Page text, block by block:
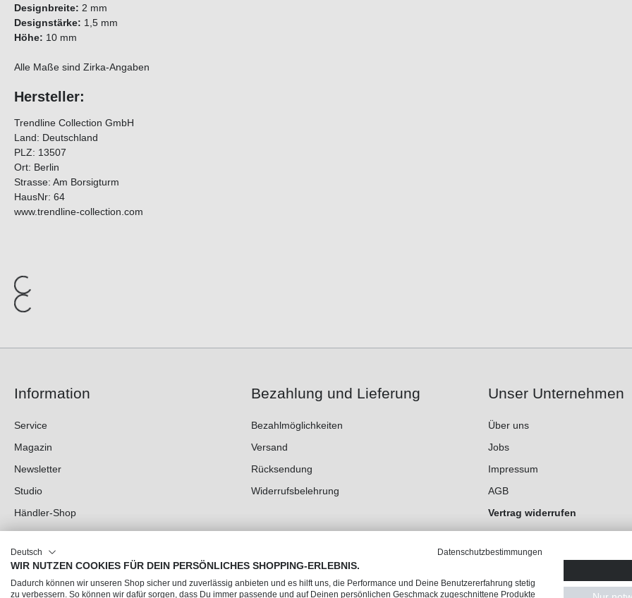
Designbreite: 2 mm
Designstärke: 1,5 mm
Höhe: 10 mm
Alle Maße sind Zirka-Angaben
Hersteller:
Trendline Collection GmbH
Land: Deutschland
PLZ: 13507
Ort: Berlin
Strasse: Am Borsigturm
HausNr: 64
www.trendline-collection.com
Information
Service
Magazin
Newsletter
Studio
Händler-Shop
Bezahlung und Lieferung
Bezahlmöglichkeiten
Versand
Rücksendung
Widerrufsbelehrung
Unser Unternehmen
Über uns
Jobs
Impressum
AGB
Vertrag widerrufen
Datenschutz
Cookie-Einstellungen
Deutsch Datenschutzbestimmungen
WIR NUTZEN COOKIES FÜR DEIN PERSÖNLICHES SHOPPING-ERLEBNIS.
Dadurch können wir unseren Shop sicher und zuverlässig anbieten und es hilft uns, die Performance und Deine Benutzererfahrung stetig
zu verbessern. So können wir dafür sorgen, dass Du immer passende und auf Deinen persönlichen Geschmack zugeschnittene Produkte